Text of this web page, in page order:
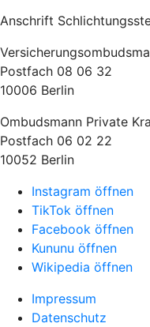
Anschrift
Postfach 08 06 32
10006 Berlin
Ombudsmann Private
Postfach 06 02 22
10052 Berlin
Instagram öffnen
TikTok öffnen
Facebook öffnen
Kununu öffnen
Wikipedia öffnen
Impressum
Datenschutz